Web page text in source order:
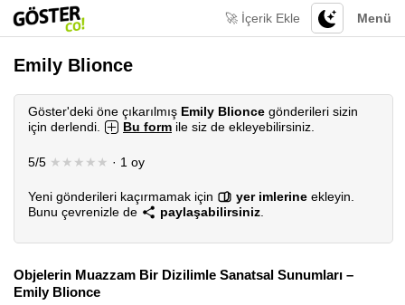
Menü
🚀 İçerik Ekle
Emily Blionce
Göster'deki öne çıkarılmış Emily Blionce gönderileri sizin
için derlendi.
Bu form ile siz de ekleyebilirsiniz.
5/5 ★★★★★ · 1 oy
Yeni gönderileri kaçırmamak için yer imlerine ekleyin.
Bunu çevrenizle de
paylaşabilirsiniz
Objelerin Muazzam Bir Dizilimle Sanatsal Sunumları –
Emily Blionce